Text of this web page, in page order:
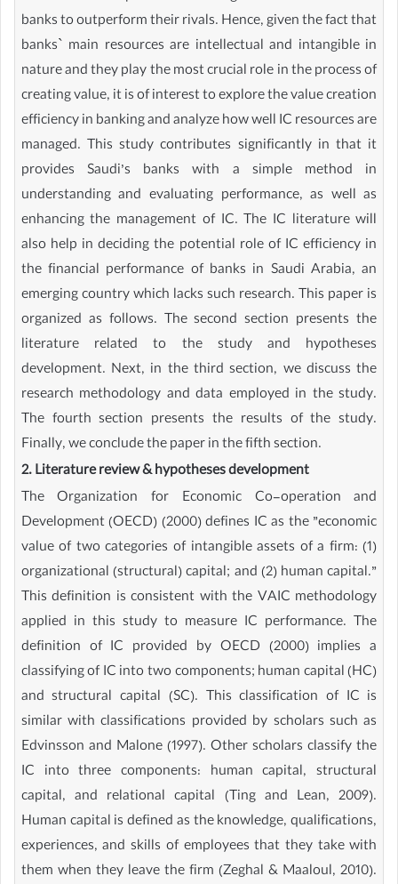
banks to outperform their rivals. Hence, given the fact that
banks` main resources are intellectual and intangible in
nature and they play the most crucial role in the process of
creating value, it is of interest to explore the value creation
efficiency in banking and analyze how well IC resources are
managed. This study contributes significantly in that it
provides Saudi’s banks with a simple method in
understanding and evaluating performance, as well as
enhancing the management of IC. The IC literature will
also help in deciding the potential role of IC efficiency in
the financial performance of banks in Saudi Arabia, an
emerging country which lacks such research. This paper is
organized as follows. The second section presents the
literature related to the study and hypotheses
development. Next, in the third section, we discuss the
research methodology and data employed in the study.
The fourth section presents the results of the study.
Finally, we conclude the paper in the fifth section.
2. Literature review & hypotheses development
The Organization for Economic Co-operation and
Development (OECD) (2000) defines IC as the ”economic
value of two categories of intangible assets of a firm: (1)
organizational (structural) capital; and (2) human capital.”
This definition is consistent with the VAIC methodology
applied in this study to measure IC performance. The
definition of IC provided by OECD (2000) implies a
classifying of IC into two components; human capital (HC)
and structural capital (SC). This classification of IC is
similar with classifications provided by scholars such as
Edvinsson and Malone (1997). Other scholars classify the
IC into three components: human capital, structural
capital, and relational capital (Ting and Lean, 2009).
Human capital is defined as the knowledge, qualifications,
experiences, and skills of employees that they take with
them when they leave the firm (Zeghal & Maaloul, 2010).